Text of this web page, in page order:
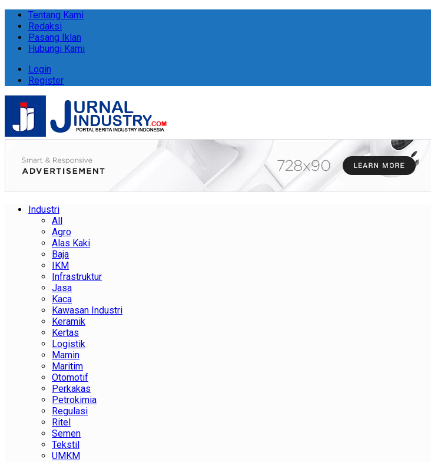
Tentang Kami
Redaksi
Pasang Iklan
Hubungi Kami
Login
Register
Industri
All
Agro
Alas Kaki
Baja
IKM
Infrastruktur
Jasa
Kaca
Kawasan Industri
Keramik
Kertas
Logistik
Mamin
Maritim
Otomotif
Perkakas
Petrokimia
Regulasi
Ritel
Semen
Tekstil
UMKM